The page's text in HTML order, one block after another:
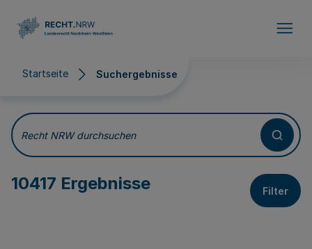
Startseite Suchergebnisse
Suchergebnisse
Recht NRW durchsuchen
10417 Ergebnisse Filter